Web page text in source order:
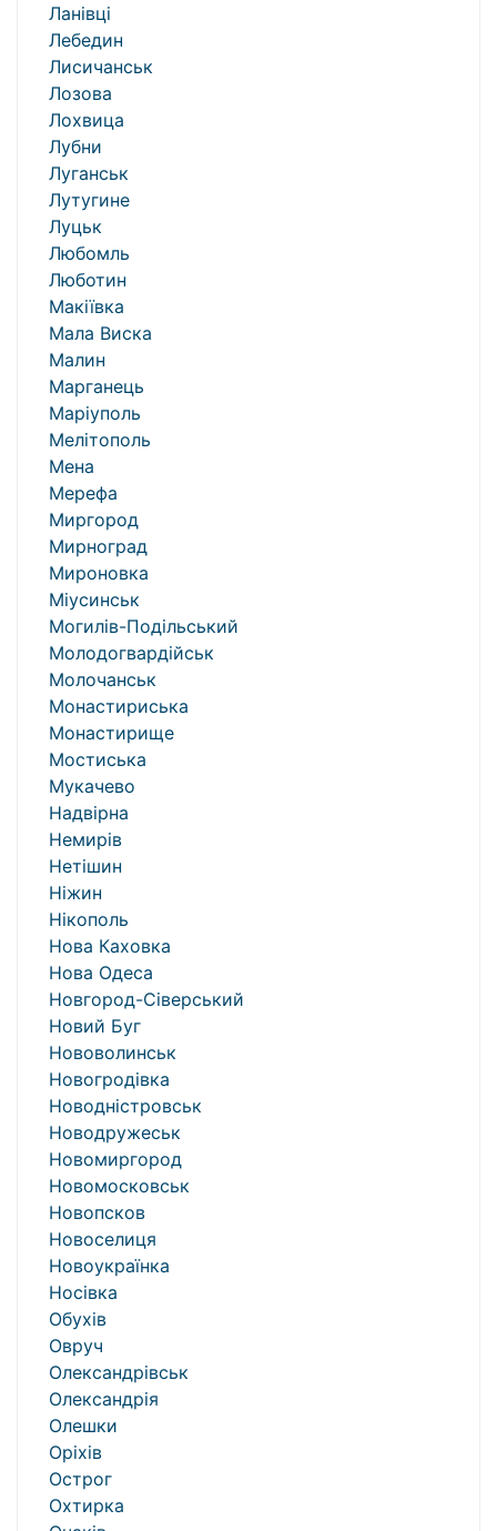
Ланівці
Лебедин
Лисичанськ
Лозова
Лохвица
Лубни
Луганськ
Лутугине
Луцьк
Любомль
Люботин
Макіївка
Мала Виска
Малин
Марганець
Маріуполь
Мелітополь
Мена
Мерефа
Миргород
Мирноград
Мироновка
Міусинськ
Могилів-Подільський
Молодогвардійськ
Молочанськ
Монастириська
Монастирище
Мостиська
Мукачево
Надвірна
Немирів
Нетішин
Ніжин
Нікополь
Нова Каховка
Нова Одеса
Новгород-Сіверський
Новий Буг
Нововолинськ
Новогродівка
Новодністровськ
Новодружеськ
Новомиргород
Новомосковськ
Новопсков
Новоселиця
Новоукраїнка
Носівка
Обухів
Овруч
Олександрівськ
Олександрія
Олешки
Оріхів
Острог
Охтирка